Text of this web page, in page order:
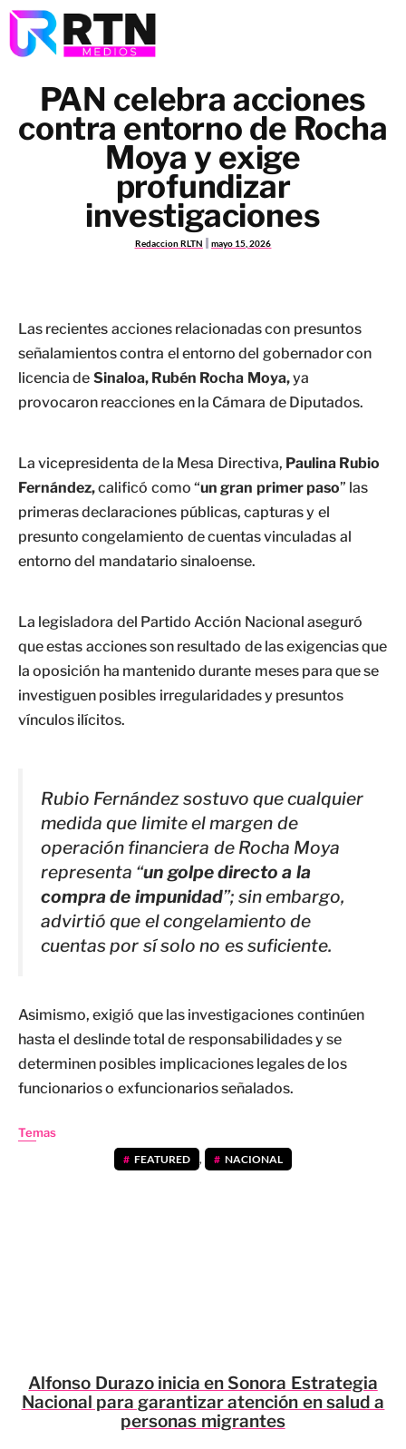
PAN celebra acciones
contra entorno de Rocha
Moya y exige
profundizar
investigaciones
Redaccion RLTN mayo 15, 2026
Las recientes acciones relacionadas con presuntos
señalamientos contra el entorno del gobernador con
licencia de Sinaloa, Rubén Rocha Moya,ya
provocaron reacciones en la Cámara de Diputados.
La vicepresidenta de la Mesa Directiva, Paulina Rubio
Fernández,calificó como “un gran primer paso” las
primeras declaraciones públicas, capturas y el
presunto congelamiento de cuentas vinculadas al
entorno del mandatario sinaloense.
La legisladora del Partido Acción Nacional aseguró
que estas acciones son resultado de las exigencias que
la oposición ha mantenido durante meses para que se
investiguen posibles irregularidades y presuntos
vínculos ilícitos.
Rubio Fernández sostuvo que cualquier
medida que limite el margen de
operación financiera de Rocha Moya
representa “un golpe directo a la
compra de impunidad”; sin embargo,
advirtió que el congelamiento de
cuentas por sí solo no es suficiente.
Asimismo, exigió que las investigaciones continúen
hasta el deslinde total de responsabilidades y se
determinen posibles implicaciones legales de los
funcionarios o exfuncionarios señalados.
Temas
FEATURED , NACIONAL
Alfonso Durazo inicia en Sonora Estrategia
Nacional para garantizar atención en salud a
personas migrantes